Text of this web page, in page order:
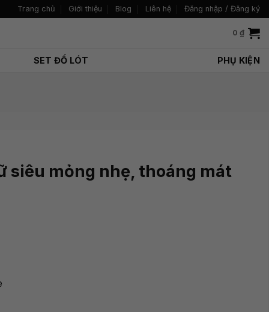
Trang chủ Giới thiệu Blog Liên hệ Đăng nhập / Đăng ký
0₫
SET ĐỒ LÓT PHỤ KIỆN
siêu mỏng nhẹ, thoáng mát